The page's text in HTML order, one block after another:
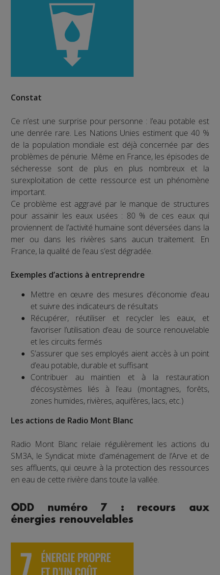
Constat
Ce n’est une surprise pour personne : l’eau potable est
une denrée rare. Les Nations Unies estiment que 40 %
de la population mondiale est déjà concernée par des
problèmes de pénurie. Même en France, les épisodes de
sécheresse sont de plus en plus nombreux et la
surexploitation de cette ressource est un phénomène
important.
Ce problème est aggravé par le manque de structures
pour assainir les eaux usées : 80 % de ces eaux qui
proviennent de l’activité humaine sont déversées dans la
mer ou dans les rivières sans aucun traitement. En
France, la qualité de l’eau s’est dégradée.
Exemples d’actions à entreprendre
Mettre en œuvre des mesures d’économie d’eau
et suivre des indicateurs de résultats
Récupérer, réutiliser et recycler les eaux, et
favoriser l’utilisation d’eau de source renouvelable
et les circuits fermés
S’assurer que ses employés aient accès à un point
d’eau potable, durable et suffisant
Contribuer au maintien et à la restauration
d’écosystèmes liés à l’eau (montagnes, forêts,
zones humides, rivières, aquifères, lacs, etc.)
Les actions de Radio Mont Blanc
Radio Mont Blanc relaie régulièrement les actions du
SM3A, le Syndicat mixte d’aménagement de l’Arve et de
ses affluents, qui œuvre à la protection des ressources
en eau de cette rivière dans toute la vallée.
ODD numéro 7 : recours aux
énergies renouvelables